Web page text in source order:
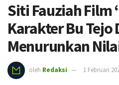
Siti Fauziah Film
Karakter Bu Tejo
Menurunkan
oleh Redaksi 1 Februari